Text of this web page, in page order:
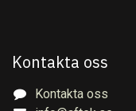
Kontakta oss
Kontakta oss